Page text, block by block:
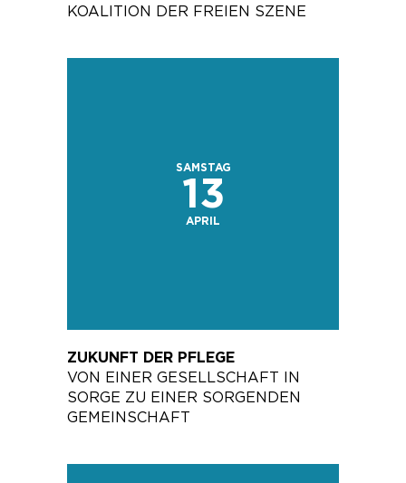
KOALITION DER FREIEN SZENE
SAMSTAG
13
APRIL
ZUKUNFT DER PFLEGE
VON EINER GESELLSCHAFT IN
SORGE ZU EINER SORGENDEN
GEMEINSCHAFT